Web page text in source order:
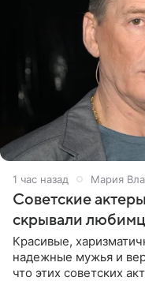
1 час назад Мария
Советские
скрывали
Красивые,
надежные мужья и
что этих советских